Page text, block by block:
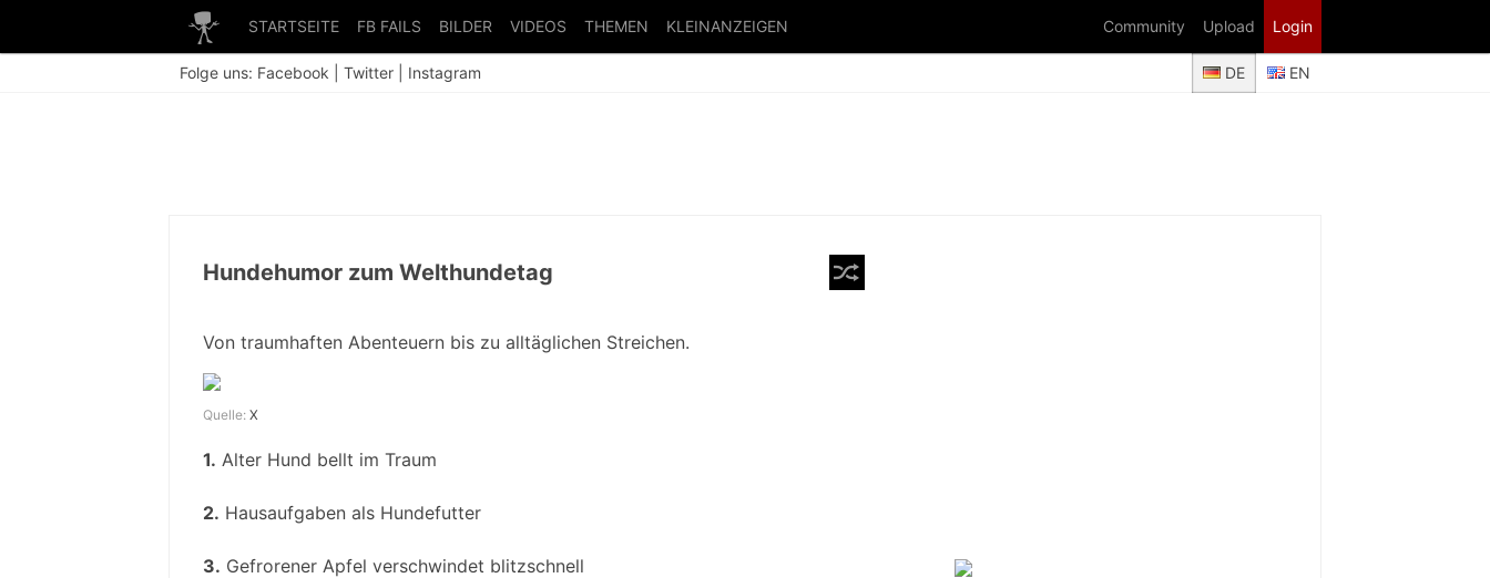
STARTSEITE FB FAILS BILDER VIDEOS THEMEN KLEINANZEIGEN Login
Upload
Community
Folge uns: Facebook Twitter Instagram DE EN
Hundehumor zum Welthundetag
Von traumhaften Abenteuern bis zu alltäglichen Streichen.
Quelle: X
1. Alter Hund bellt im Traum
2. Hausaufgaben als Hundefutter
3. Gefrorener Apfel verschwindet blitzschnell